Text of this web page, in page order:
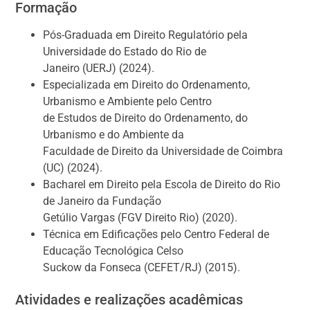
Formação
Pós-Graduada em Direito Regulatório pela
Universidade do Estado do Rio de
Janeiro (UERJ) (2024).
Especializada em Direito do Ordenamento,
Urbanismo e Ambiente pelo Centro
de Estudos de Direito do Ordenamento, do
Urbanismo e do Ambiente da
Faculdade de Direito da Universidade de Coimbra
(UC) (2024).
Bacharel em Direito pela Escola de Direito do Rio
de Janeiro da Fundação
Getúlio Vargas (FGV Direito Rio) (2020).
Técnica em Edificações pelo Centro Federal de
Educação Tecnológica Celso
Suckow da Fonseca (CEFET/RJ) (2015).
Atividades e realizações acadêmicas